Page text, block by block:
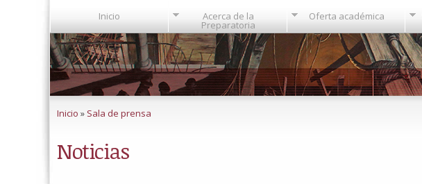
Inicio Acerca de la
Preparatoria
Oferta académica
Inicio » Sala de prensa
Noticias